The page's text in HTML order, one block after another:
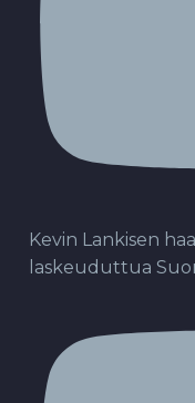
Kevin Lankisen
laskeuduttua